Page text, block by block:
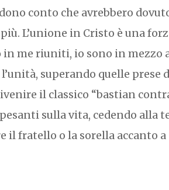
conto che avrebbero
L’unione in Cristo è una
in me riuniti, io sono in mezzo
superando quelle prese
il classico “bastian
sulla vita, cedendo alla
il fratello o la sorella accanto